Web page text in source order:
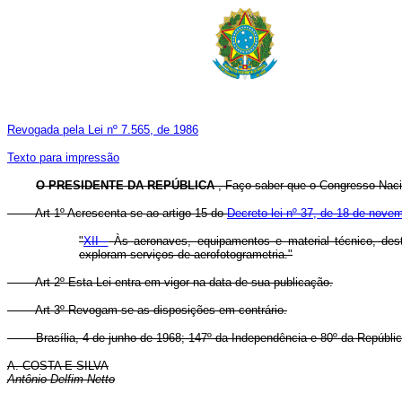
Revogada pela Lei nº 7.565, de 1986
Texto para impressão
O PRESIDENTE DA REPÚBLICA, Faço saber que o Congresso
Art 1º Acrescenta-se ao artigo 15 doDecreto-lei nº 37, de 18 de
"XII -Às aeronaves, equipamentos e material técnico,
exploram serviços de aerofotogrametria."
Art 2º Esta Lei entra em vigor na data de sua publicação.
Art 3º Revogam-se as disposições em contrário.
Brasília, 4 de junho de 1968; 147º da Independência e 80º da
A. COSTA E SILVA
Antônio Delfim Netto